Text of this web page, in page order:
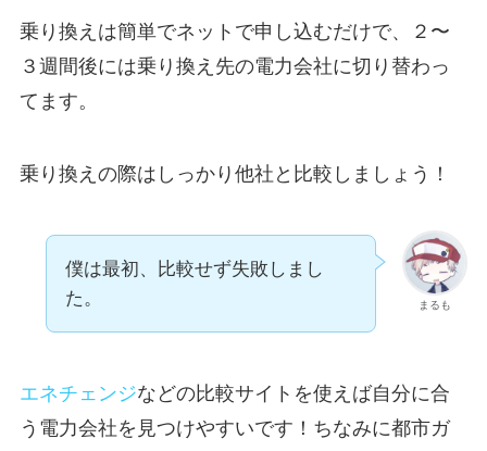
乗り換えは簡単でネットで申し込むだけで、２〜
３週間後には乗り換え先の電力会社に切り替わっ
てます。
乗り換えの際はしっかり他社と比較しましょう！
まるも
僕は最初、比較せず失敗しまし
た。
エネチェンジなどの比較サイトを使えば自分に合
う電力会社を見つけやすいです！ちなみに都市ガ